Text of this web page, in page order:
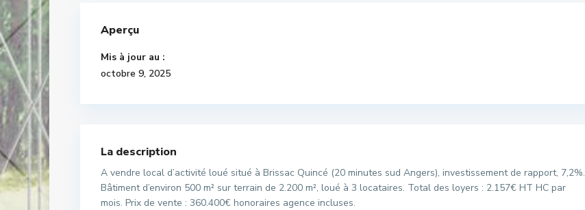
Aperçu
Mis à jour au :
octobre 9, 2025
La description
A vendre local d’activité loué situé à Brissac Quincé (20 minutes sud Angers), investissement de rapport, 7,2%.
Bâtiment d’environ 500 m² sur terrain de 2.200 m², loué à 3 locataires. Total des loyers : 2.157€ HT HC par
mois. Prix de vente : 360.400€ honoraires agence incluses.